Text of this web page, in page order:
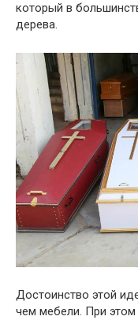
который в
дерева.
Достоинство этой
чем мебели. При